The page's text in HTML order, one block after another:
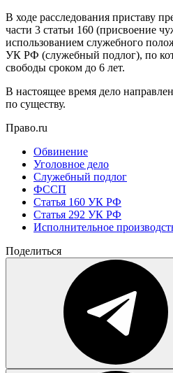
В ходе расследования приставу
части 3 статьи 160 (присвоение
использованием служебного
УК РФ (служебный подлог), по
свободы сроком до 6 лет.
В настоящее время дело
по существу.
Право.ru
Обвинение
Уголовное дело
Служебный подлог
ФССП
Статья 160 УК РФ
Статья 292 УК РФ
Исполнительное
Поделиться